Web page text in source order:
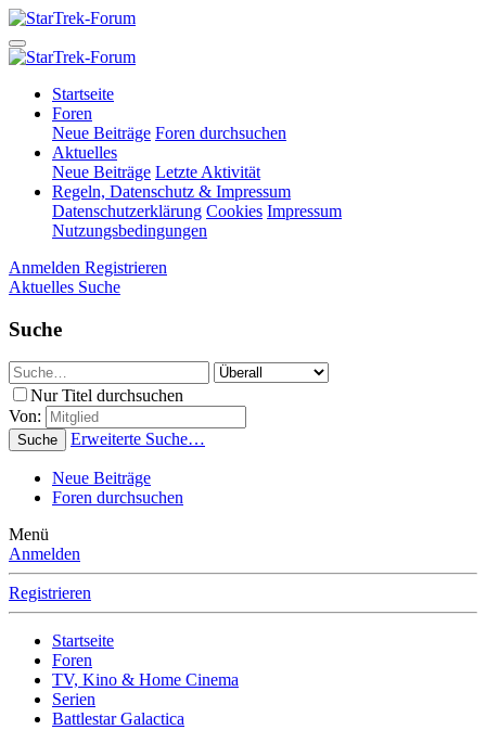
Startseite
Foren
Neue Beiträge Foren durchsuchen
Aktuelles
Neue Beiträge Letzte Aktivität
Regeln, Datenschutz & Impressum
Datenschutzerklärung Cookies Impressum
Nutzungsbedingungen
Anmelden Registrieren
Aktuelles Suche
Suche
Nur Titel durchsuchen
Von:
Suche Erweiterte Suche…
Neue Beiträge
Foren durchsuchen
Menü
Anmelden
Registrieren
Startseite
Foren
TV, Kino & Home Cinema
Serien
Battlestar Galactica